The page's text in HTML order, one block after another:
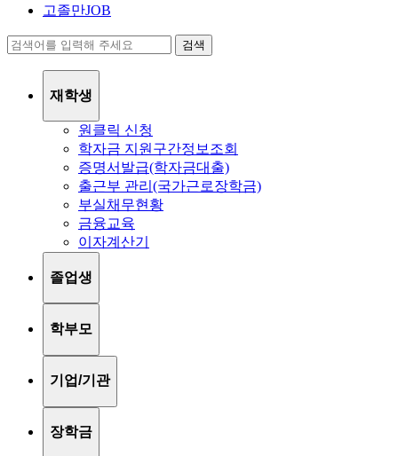
고졸만JOB
검색
재학생
원클릭 신청
학자금 지원구간정보조회
증명서발급(학자금대출)
출근부 관리(국가근로장학금)
부실채무현황
금융교육
이자계산기
졸업생
학부모
기업/기관
장학금